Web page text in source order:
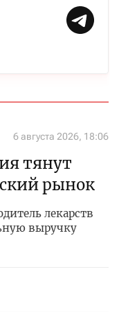
6 августа 2026, 18:06
тянут
рынок
лекарств
выручку